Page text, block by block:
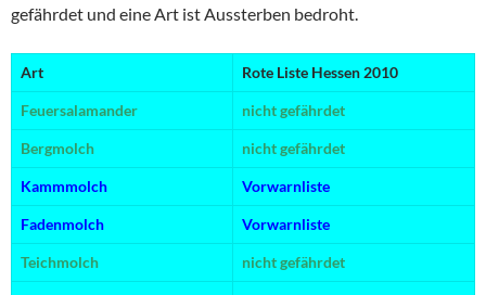
gefährdet und eine Art ist Aussterben bedroht.
Art Rote Liste Hessen 2010
Feuersalamander nicht gefährdet
Bergmolch nicht gefährdet
Kammmolch Vorwarnliste
Fadenmolch Vorwarnliste
Teichmolch nicht gefährdet